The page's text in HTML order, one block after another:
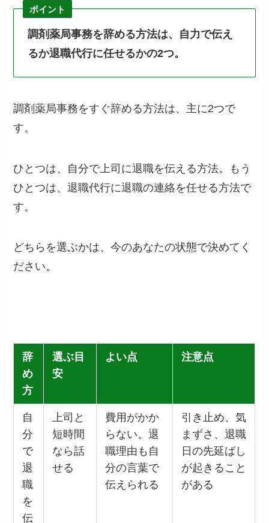
ポイント
調剤薬局事務を辞める方法は、自力で伝え
るか退職代行に任せるかの2つ。
調剤薬局事務をすぐ辞める方法は、主に2つで
す。
ひとつは、自分で上司に退職を伝える方法。もう
ひとつは、退職代行に退職の連絡を任せる方法で
す。
どちらを選ぶかは、今のあなたの状態で決めてく
ださい。
辞
め
方
選ぶ目
安
よい点 注意点
自
分
で
退
職
を
伝
上司と
短時間
なら話
せる
費用がかか
らない。退
職理由も自
分の言葉で
伝えられる
引き止め、気
まずさ、退職
日の先延ばし
が起きること
がある